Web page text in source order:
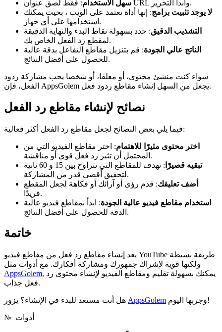
سهل الاستخدام
: فقط لصق عنوان URL وابدأ التحرير.
لا يوجد تثبيت برامج: إنها أداة تعتمد على الويب ، بحيث يمكنك
استخدامها على أي جهاز.
التشذيب الدقيق: حدد بسهولة نقاط البدء والنهاية الدقيقة
لمقطع رد الفعل الخاص بك.
الناتج عالي الجودة: قم بتنزيل مقاطع التفاعل بدقة عالية
للحصول على أفضل النتائج.
سواء كنت منشئ محتوى، أو معلقا، أو شخصا يحب مشاركة ردود
الفعل، فإن AppsGolem يجعل من السهل إنشاء مقاطع ردود فعل.
نصائح لإنشاء مقاطع رد الفعل
فيما يلي بعض النصائح لجعل مقاطع رد الفعل أكثر فعالية:
اختر محتوى مثيرًا للاهتمام: اختر مقاطع الفيديو التي من
المحتمل أن تثير رد فعل قوي أو مناقشة.
تبقيه قصيرًا
: تهدف للمقاطع التي تتراوح بين 15 و 60 ثانية
لتحقيق أقصى قدر من المشاركة.
أضف تعليقك: قدم رؤى أو آرائك أو فكاهة لجعل المقطع
فريدًا.
استخدام مقاطع فيديو عالية الجودة: ابدأ بمقاطع فيديو عالية
الدقة للحصول على أفضل النتائج.
خاتمة
يعد إنشاء مقاطع رد فعل من مقاطع فيديو YouTube طريقة بسيطة
ولكنها قوية لإشراك جمهورك ومشاركة أفكارك. مع أدوات مثل
AppsGolem, يمكنك بسهولة تقليم ومقاطع الفيديو لإنشاء محتوى رد
فعل جذاب.
AppsGolem وجربها اليوم!
№ أدوات